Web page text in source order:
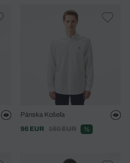
Pánska Košeľa
96 EUR
160 EUR %